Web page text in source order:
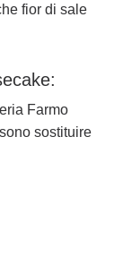
fior di sale
Farmo
sostituire